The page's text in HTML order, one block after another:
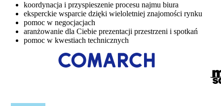
koordynacja i przyspieszenie procesu najmu biura
eksperckie wsparcie dzięki wieloletniej znajomości rynku
pomoc w negocjacjach
aranżowanie dla Ciebie prezentacji przestrzeni i spotkań
pomoc w kwestiach technicznych